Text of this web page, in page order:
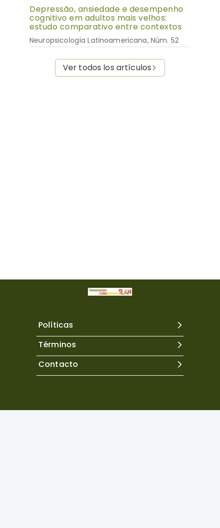
Depressão, ansiedade e desempenho
cognitivo em adultos mais velhos:
estudo comparativo entre contextos
Neuropsicología Latinoamericana, Núm. 52
Ver todos los artículos
Políticas
Términos
Contacto